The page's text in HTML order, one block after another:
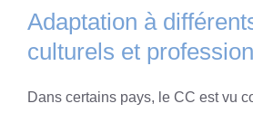
Adaptation à
culturels et
Dans certains pays, le CC est vu